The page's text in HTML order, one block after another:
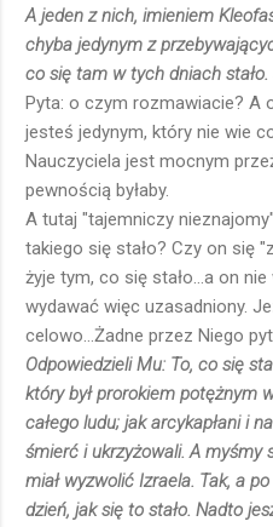
A jeden z nich, imieniem
chyba jedynym z
co się tam w tych dniach stało.
Pyta: o czym rozmawiacie? A
jesteś jedynym, który nie wie
Nauczyciela jest mocnym
pewnością byłaby.
A tutaj "tajemniczy
takiego się stało? Czy on się
żyje tym, co się stało...a on
wydawać więc uzasadniony.
celowo...Żadne przez Niego
Odpowiedzieli Mu: To, co się
który był prorokiem potężnym
całego ludu; jak arcykapłani i
śmierć i ukrzyżowali. A myśmy
miał wyzwolić Izraela. Tak, a
dzień, jak się to stało. Nadto